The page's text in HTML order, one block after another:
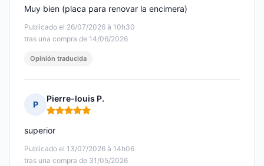
Publicado el 26/07/2026 à 10h30
tras una compra de 14/06/2026
Muy bien (placa para renovar la encimera)
Opinión traducida
P
Pierre-louis P.
Nota: 5 de 5
Publicado el 13/07/2026 à 14h06
tras una compra de 31/05/2026
superior